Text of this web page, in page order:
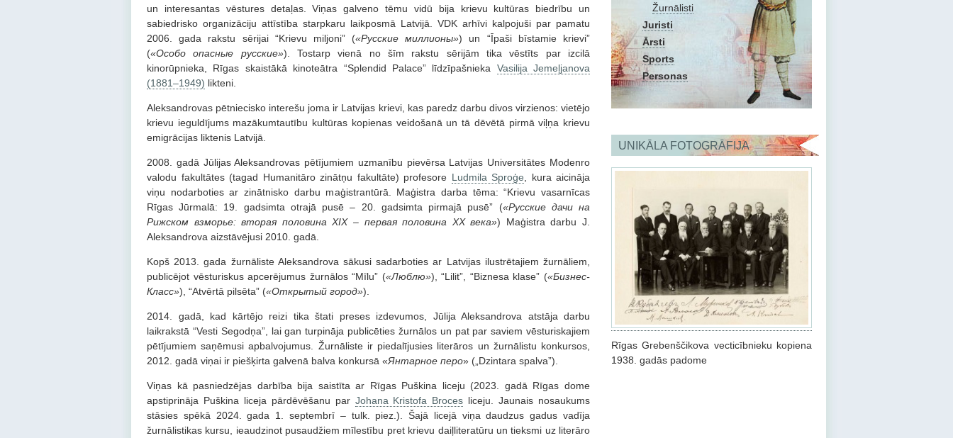
Žurnālisti
Juristi
Ārsti
Sports
Personas
UNIKĀLA FOTOGRĀFIJA
Rīgas Grebenščikova vecticībnieku kopiena
1938. gadās padome
un interesantas vēstures detaļas. Viņas galveno tēmu vidū bija krievu kultūras biedrību un
sabiedrisko organizāciju attīstība starpkaru laikposmā Latvijā. VDK arhīvi kalpojuši par pamatu
2006. gada rakstu sērijai “Krievu miljoni” («Русские миллионы») un “Īpaši bīstamie krievi”
(«Особо опасные русские»). Tostarp vienā no šīm rakstu sērijām tika vēstīts par izcilā
kinorūpnieka, Rīgas skaistākā kinoteātra “Splendid Palace” līdzīpašnieka Vasilija Jemeļjanova
(1881–1949) likteni.
Aleksandrovas pētniecisko interešu joma ir Latvijas krievi, kas paredz darbu divos virzienos: vietējo
krievu ieguldījums mazākumtautību kultūras kopienas veidošanā un tā dēvētā pirmā viļņa krievu
emigrācijas liktenis Latvijā.
2008. gadā Jūlijas Aleksandrovas pētījumiem uzmanību pievērsa Latvijas Universitātes Modenro
valodu fakultātes (tagad Humanitāro zinātņu fakultāte) profesore Ludmila Sproģe , kura aicināja
viņu nodarboties ar zinātnisko darbu maģistrantūrā. Maģistra darba tēma: “Krievu vasarnīcas
Rīgas Jūrmalā: 19. gadsimta otrajā pusē – 20. gadsimta pirmajā pusē” («Русские дачи на
Рижском взморье: вторая половина XIX – первая половина XX века») Maģistra darbu J.
Aleksandrova aizstāvējusi 2010. gadā.
Kopš 2013. gada žurnāliste Aleksandrova sākusi sadarboties ar Latvijas ilustrētajiem žurnāliem,
publicējot vēsturiskus apcerējumus žurnālos “Mīlu” («Люблю»), “Lilit”, “Biznesa klase” («Бизнес-
Класс»), “Atvērtā pilsēta” («Открытый город»).
2014. gadā, kad kārtējo reizi tika štati preses izdevumos, Jūlija Aleksandrova atstāja darbu
laikrakstā “Vesti Segodņa”, lai gan turpināja publicēties žurnālos un pat par saviem vēsturiskajiem
pētījumiem saņēmusi apbalvojumus. Žurnāliste ir piedalījusies literāros un žurnālistu konkursos,
2012. gadā viņai ir piešķirta galvenā balva konkursā «Янтарное перо» („Dzintara spalva”).
Viņas kā pasniedzējas darbība bija saistīta ar Rīgas Puškina liceju (2023. gadā Rīgas dome
apstiprināja Puškina liceja pārdēvēšanu par Johana Kristofa Broces liceju. Jaunais nosaukums
stāsies spēkā 2024. gada 1. septembrī – tulk. piez.). Šajā licejā viņa daudzus gadus vadīja
žurnālistikas kursu, ieaudzinot pusaudžiem mīlestību pret krievu daiļliteratūru un tieksmi uz literāro